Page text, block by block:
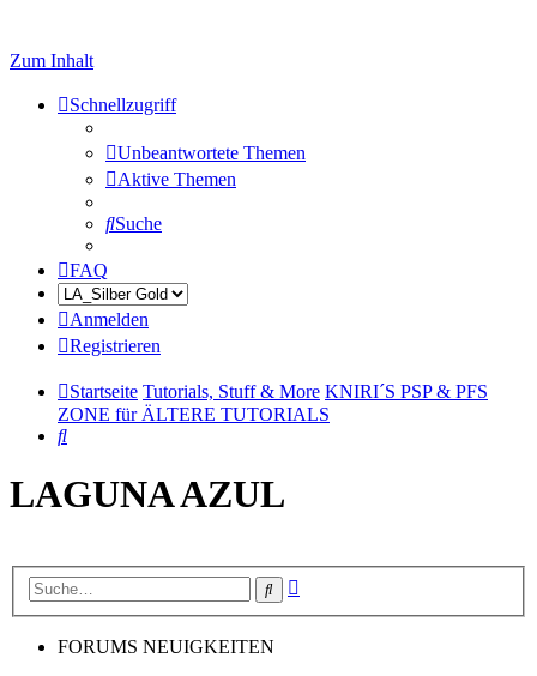
Zum Inhalt
Schnellzugriff
Unbeantwortete Themen
Aktive Themen
Suche
FAQ
Anmelden
Registrieren
Startseite Tutorials, Stuff & More KNIRI´S PSP & PFS
ZONE für ÄLTERE TUTORIALS
Suche
LAGUNA AZUL
Suche
FORUMS NEUIGKEITEN